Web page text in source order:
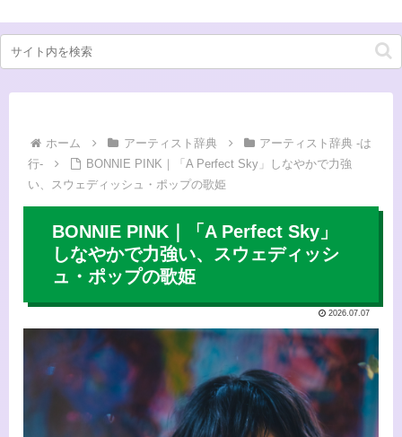
ホーム アーティスト辞典
アーティスト辞典 -は
行-
BONNIE PINK｜「A Perfect Sky」しなやかで力強
い、スウェディッシュ・ポップの歌姫
BONNIE PINK｜「A Perfect Sky」
しなやかで力強い、スウェディッシ
ュ・ポップの歌姫
2026.07.07